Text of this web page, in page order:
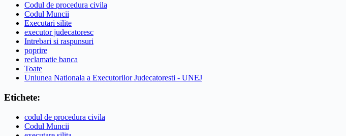
Codul de procedura civila
Codul Muncii
Executari silite
executor judecatoresc
Intrebari si raspunsuri
poprire
reclamatie banca
Toate
Uniunea Nationala a Executorilor Judecatoresti - UNEJ
Etichete:
codul de procedura civila
Codul Muncii